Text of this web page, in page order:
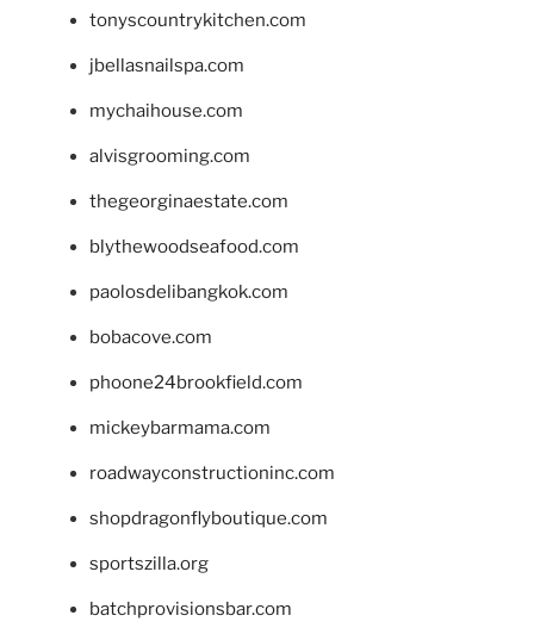
tonyscountrykitchen.com
jbellasnailspa.com
mychaihouse.com
alvisgrooming.com
thegeorginaestate.com
blythewoodseafood.com
paolosdelibangkok.com
bobacove.com
phoone24brookfield.com
mickeybarmama.com
roadwayconstructioninc.com
shopdragonflyboutique.com
sportszilla.org
batchprovisionsbar.com